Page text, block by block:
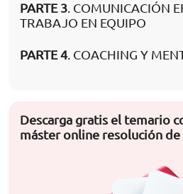
PARTE 3. COMUNICACIÓN
TRABAJO EN EQUIPO
PARTE 4. COACHING Y
Descarga gratis el temario
máster online resolución